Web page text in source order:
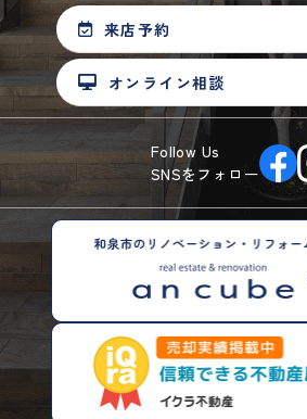
来店予約
オンライン相談
Follow Us
SNSをフォロー